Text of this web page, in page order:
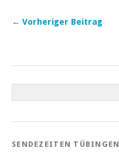
← Vorheriger Beitrag
SENDEZEITEN TÜBINGEN